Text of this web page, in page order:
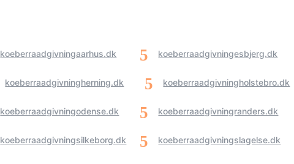
koeberraadgivningaarhus.dk koeberraadgivningesbjerg.dk
koeberraadgivningherning.dk koeberraadgivningholstebro.dk
koeberraadgivningodense.dk koeberraadgivningranders.dk
koeberraadgivningsilkeborg.dk koeberraadgivningslagelse.dk